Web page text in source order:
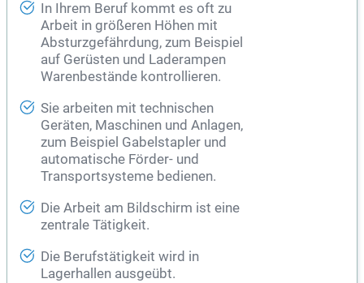
In Ihrem Beruf kommt es oft zu
Arbeit in größeren Höhen mit
Absturzgefährdung, zum Beispiel
auf Gerüsten und Laderampen
Warenbestände kontrollieren.
Sie arbeiten mit technischen
Geräten, Maschinen und Anlagen,
zum Beispiel Gabelstapler und
automatische Förder- und
Transportsysteme bedienen.
Die Arbeit am Bildschirm ist eine
zentrale Tätigkeit.
Die Berufstätigkeit wird in
Lagerhallen ausgeübt.